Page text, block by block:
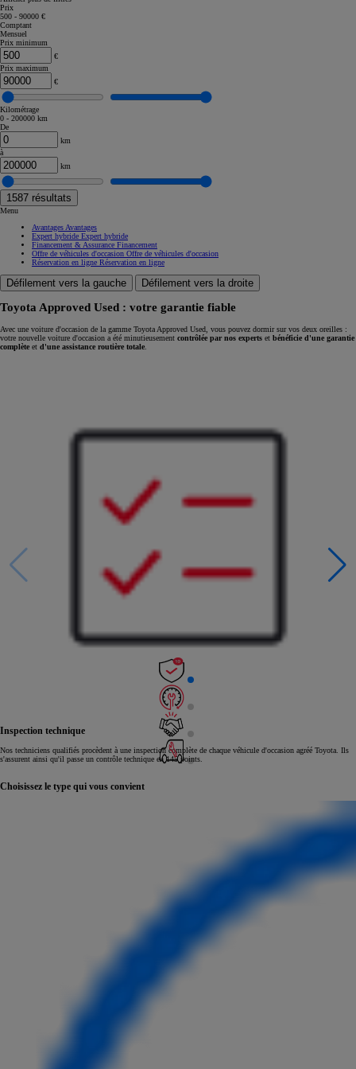
Prix
500 - 90000 €
Comptant
Mensuel
Prix minimum
€
Prix maximum
€
Kilométrage
0 - 200000 km
De
km
à
km
1587 résultats
Menu
Avantages Avantages
Expert hybride Expert hybride
Financement & Assurance Financement
Offre de véhicules d'occasion Offre de véhicules d'occasion
Réservation en ligne Réservation en ligne
Défilement vers la gauche Défilement vers la droite
Toyota Approved Used : votre garantie fiable
Avec une voiture d'occasion de la gamme Toyota Approved Used, vous pouvez dormir sur vos deux oreilles :
votre nouvelle voiture d'occasion a été minutieusement contrôlée par nos experts et bénéficie d'une garantie
complète et d'une assistance routière totale
Inspection technique
Nos techniciens qualifiés procèdent à une inspection complète de chaque véhicule d'occasion agréé Toyota. Ils
s'assurent ainsi qu'il passe un contrôle technique en 145 points.
Choisissez le type qui vous convient